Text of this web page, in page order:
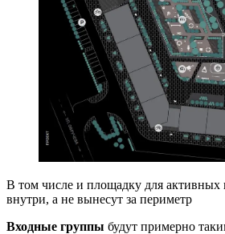
В том числе и площадку для активных
внутри, а не вынесут за периметр
Входные группы будут примерно